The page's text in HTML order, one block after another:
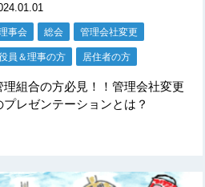
事会 総会 管理会社変更
員＆理事の方 居住者の方
理組合の方必見！！管理会社変更
プレゼンテーションとは？